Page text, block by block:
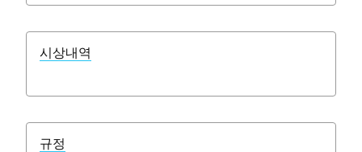
시상내역
규정